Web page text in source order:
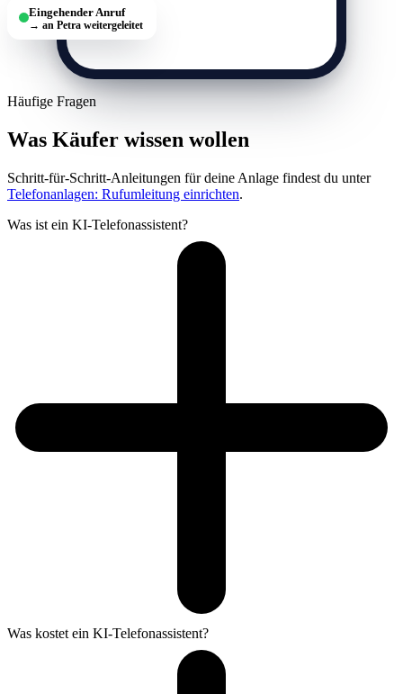
→ an Petra weitergeleitet
Häufige Fragen
Was Käufer wissen wollen
Schritt-für-Schritt-Anleitungen für deine Anlage findest du unter
Telefonanlagen: Rufumleitung einrichten.
Was ist ein KI-Telefonassistent?
Was kostet ein KI-Telefonassistent?